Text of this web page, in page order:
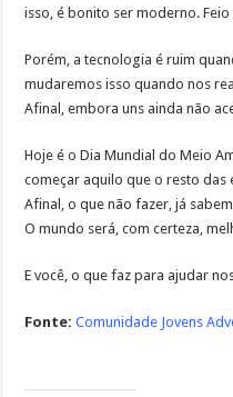
isso, é bonito ser moderno. Feio
Porém, a tecnologia é ruim
mudaremos isso quando nos
Afinal, embora uns ainda não
Hoje é o Dia Mundial do Meio
começar aquilo que o resto das
Afinal, o que não fazer, já
O mundo será, com certeza,
E você, o que faz para ajudar
Fonte: Comunidade Jovens